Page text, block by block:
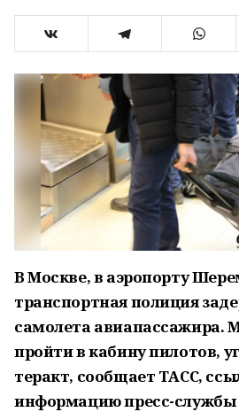
В Москве, в аэропорту
транспортная полиция
самолета авиапассажира.
пройти в кабину пилотов,
теракт, сообщает ТАСС,
информацию пресс-службы